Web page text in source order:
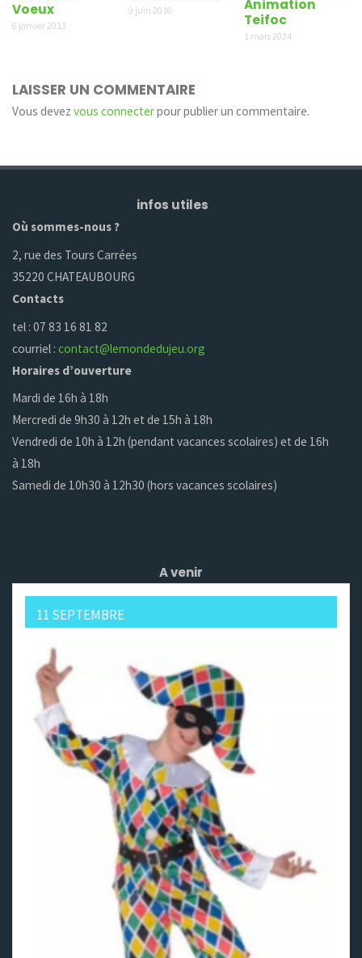
Voeux
6 janvier 2013
9 juin 2016
Animation
Teifoc
1 mars 2024
LAISSER UN COMMENTAIRE
Vous devezvous connecterpour publier un commentaire.
infos utiles
Où sommes-nous ?
2, rue des Tours Carrées
35220 CHATEAUBOURG
Contacts
tel : 07 83 16 81 82
courriel :contact@lemondedujeu.org
Horaires d’ouverture
Mardi de 16h à 18h
Mercredi de 9h30 à 12h et de 15h à 18h
Vendredi de 10h à 12h (pendant vacances scolaires) et de 16h
à 18h
Samedi de 10h30 à 12h30 (hors vacances scolaires)
A venir
11 SEPTEMBRE